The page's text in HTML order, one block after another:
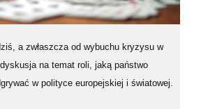
a zwłaszcza od wybuchu kryzysu w
na temat roli, jaką państwo
w polityce europejskiej i światowej.